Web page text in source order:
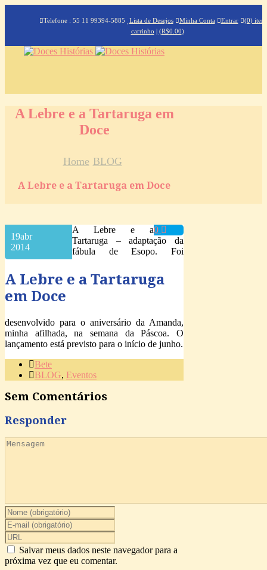
Telefone : 55 11 99394-5885 Lista de Desejos Minha Conta Entrar
(0)
carrinho | (R$0.00)
A Lebre e a Tartaruga em
Doce
Home BLOG
A Lebre e a Tartaruga em Doce
19abr
2014
0
A Lebre e a Tartaruga
em Doce
A Lebre e a
Tartaruga – adaptação da
fábula de Esopo. Foi
desenvolvido para o aniversário da Amanda,
minha afilhada, na semana da Páscoa. O
lançamento está previsto para o início de junho.
Bete
BLOG, Eventos
Sem Comentários
Responder
Salvar meus dados neste navegador para a
próxima vez que eu comentar.